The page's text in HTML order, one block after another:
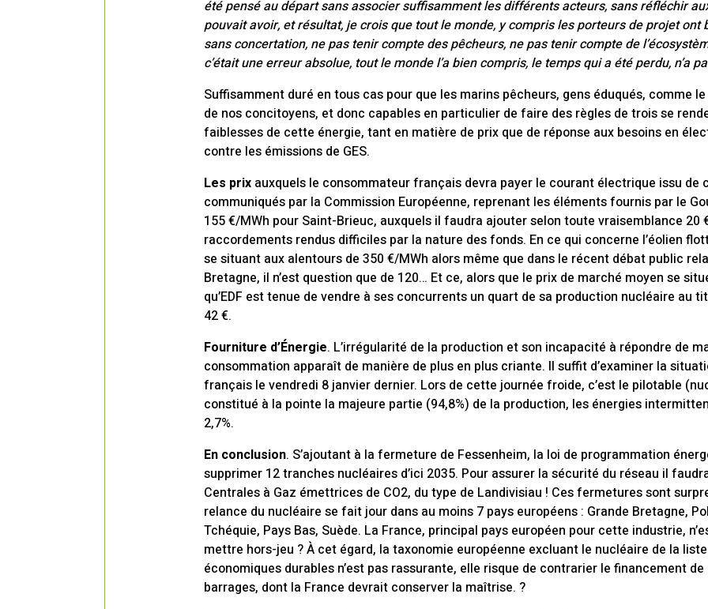
été pensé au départ sans associer suffisamment les différents acteurs, sans réfléchir
pouvait avoir, et résultat, je crois que tout le monde, y compris les porteurs de projet ont
sans concertation, ne pas tenir compte des pêcheurs, ne pas tenir compte de
c’était une erreur absolue, tout le monde l’a bien compris, le temps qui a été perdu, n’a
Suffisamment duré en tous cas pour que les marins pêcheurs, gens éduqués, comme le
de nos concitoyens, et donc capables en particulier de faire des règles de trois se
faiblesses de cette énergie, tant en matière de prix que de réponse aux besoins en
contre les émissions de GES.
Les prix auxquels le consommateur français devra payer le courant électrique issu de
communiqués par la Commission Européenne, reprenant les éléments fournis par le
155 €/MWh pour Saint-Brieuc, auxquels il faudra ajouter selon toute vraisemblance 20
raccordements rendus difficiles par la nature des fonds. En ce qui concerne l’éolien
se situant aux alentours de 350 €/MWh alors même que dans le récent débat public
Bretagne, il n’est question que de 120… Et ce, alors que le prix de marché moyen se
qu’EDF est tenue de vendre à ses concurrents un quart de sa production nucléaire au
42 €.
Fourniture d’Énergie. L’irrégularité de la production et son incapacité à répondre de
consommation apparaît de manière de plus en plus criante. Il suffit d’examiner la
français le vendredi 8 janvier dernier. Lors de cette journée froide, c’est le pilotable
constitué à la pointe la majeure partie (94,8%) de la production, les énergies
2,7%.
En conclusion. S’ajoutant à la fermeture de Fessenheim, la loi de programmation
supprimer 12 tranches nucléaires d’ici 2035. Pour assurer la sécurité du réseau il
Centrales à Gaz émettrices de CO2, du type de Landivisiau ! Ces fermetures sont
relance du nucléaire se fait jour dans au moins 7 pays européens : Grande Bretagne,
Tchéquie, Pays Bas, Suède. La France, principal pays européen pour cette industrie,
mettre hors-jeu ? À cet égard, la taxonomie européenne excluant le nucléaire de la
économiques durables n’est pas rassurante, elle risque de contrarier le financement
barrages, dont la France devrait conserver la maîtrise. ?